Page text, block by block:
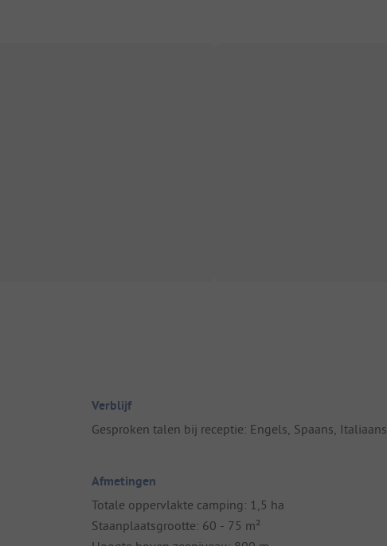
Verblijf
Gesproken talen bij receptie: Engels, Spaans, Italiaans
Afmetingen
Totale oppervlakte camping: 1,5 ha
Staanplaatsgrootte: 60 - 75 m²